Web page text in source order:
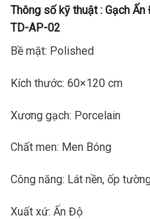
Thông số kỹ thuật : Gạch
TD-AP-02
Bề mặt: Polished
Kích thước: 60×120 cm
Xương gạch: Porcelain
Chất men: Men Bóng
Công năng: Lát nền, ốp
Xuất xứ: Ấn Độ